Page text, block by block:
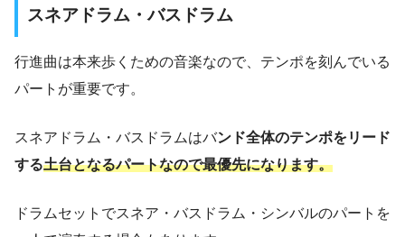
スネアドラム・バスドラム
行進曲は本来歩くための音楽なので、テンポを刻んでいる
パートが重要です。
スネアドラム・バスドラムはバンド全体のテンポをリード
する土台となるパートなので最優先になります。
ドラムセットでスネア・バスドラム・シンバルのパートを